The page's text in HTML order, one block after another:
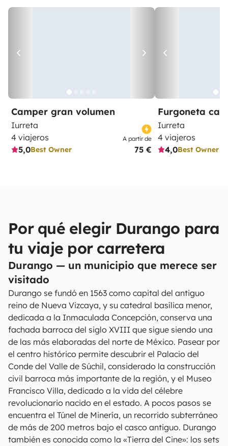
Camper gran volumen
Iurreta
4 viajeros
5,0Best Owner
A partir de
75 €
Furgoneta
Iurreta
4 viajeros
4,0Best Owner
Por qué elegir Durango para
tu viaje por carretera
Durango — un municipio que merece ser
visitado
Durango se fundó en 1563 como capital del antiguo
reino de Nueva Vizcaya, y su catedral basílica menor,
dedicada a la Inmaculada Concepción, conserva una
fachada barroca del siglo XVIII que sigue siendo una
de las más elaboradas del norte de México. Pasear por
el centro histórico permite descubrir el Palacio del
Conde del Valle de Súchil, considerado la construcción
civil barroca más importante de la región, y el Museo
Francisco Villa, dedicado a la vida del célebre
revolucionario nacido en el estado. A pocos pasos se
encuentra el Túnel de Minería, un recorrido subterráneo
de más de 200 metros bajo el casco antiguo. Durango
también es conocida como la «Tierra del Cine»: los sets